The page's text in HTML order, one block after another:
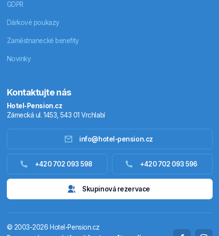
Ubytování zahraniční
GDPR
Dárkové poukazy
Zaměstnanecké benefity
Novinky
Kontaktujte nás
Hotel-Pension.cz
Zámecká ul. 1453, 543 01 Vrchlabí
info@hotel-pension.cz
+420 702 093 598 +420 702 093 596
Skupinová rezervace
© 2003-2026 Hotel-Pension.cz